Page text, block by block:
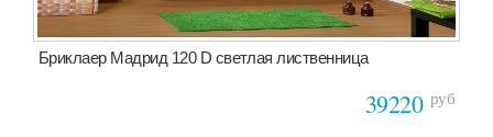
Бриклаер Мадрид 120 D светлая лиственница
39220 руб